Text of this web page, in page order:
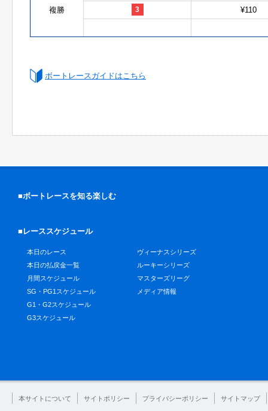
複勝 3 ¥110
ボートレースガイドはこちら
■ボートレースを知る楽しむ
■レーススケジュール
本日のレース
本日の払戻金一覧
月間スケジュール
SG・PG1スケジュール
G1・G2スケジュール
G3スケジュール
ヴィーナスシリーズ
ルーキーシリーズ
マスターズリーグ
メディア情報
本サイトについて サイトポリシー プライバシーポリシー サイトマップ